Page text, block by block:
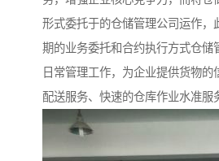
形式委托于的仓储管理公司运作，
期的业务委托和合约执行方式仓储
日常管理工作，为企业提供货物的
配送服务、快速的仓库作业水准服